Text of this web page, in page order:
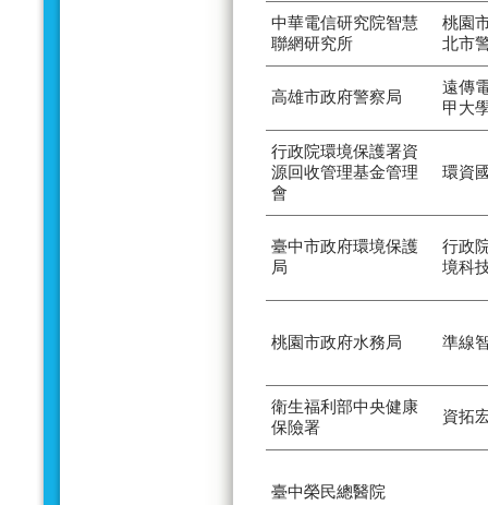
中華電信研究院智慧
聯網研究所
桃園
北市
高雄市政府警察局
遠傳
甲大
行政院環境保護署資
源回收管理基金管理
會
環資
臺中市政府環境保護
局
行政
境科
桃園市政府水務局 準線
衛生福利部中央健康
保險署
資拓
臺中榮民總醫院